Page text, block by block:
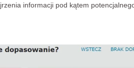
informacji pod kątem